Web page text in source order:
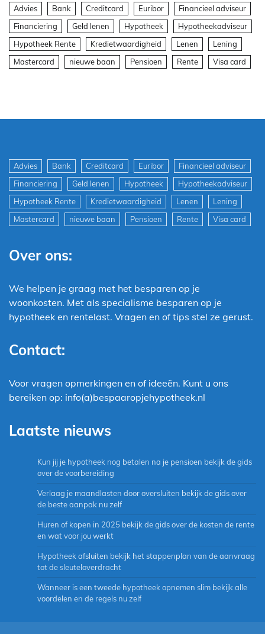
Advies Bank Creditcard Euribor
Financieel adviseur
Financiering
Geld lenen Hypotheek
Hypotheekadviseur
Hypotheek Rente
Kredietwaardigheid Lenen
Lening
Mastercard
nieuwe baan Pensioen Rente Visa card
Advies Bank Creditcard Euribor
Financieel adviseur
Financiering
Geld lenen Hypotheek
Hypotheekadviseur
Hypotheek Rente
Kredietwaardigheid Lenen
Lening
Mastercard
nieuwe baan Pensioen Rente Visa card
Over ons:
We helpen je graag met het besparen op je
woonkosten. Met als specialisme besparen op je
hypotheek en rentelast. Vragen en of tips stel ze gerust.
Contact:
Voor vragen opmerkingen en of ideeën. Kunt u ons
bereiken op: info(a)bespaaropjehypotheek.nl
Laatste nieuws
Kun jij je hypotheek nog betalen na je pensioen bekijk de gids
over de voorbereiding
Verlaag je maandlasten door oversluiten bekijk de gids over
de beste aanpak nu zelf
Huren of kopen in 2025 bekijk de gids over de kosten de rente
en wat voor jou werkt
Hypotheek afsluiten bekijk het stappenplan van de aanvraag
tot de sleuteloverdracht
Wanneer is een tweede hypotheek opnemen slim bekijk alle
voordelen en de regels nu zelf